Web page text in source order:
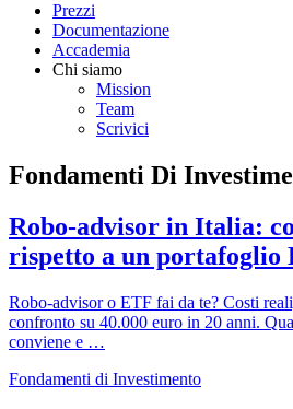
Prezzi
Documentazione
Accademia
Chi siamo
Mission
Team
Scrivici
Fondamenti Di
Robo-advisor in Italia:
rispetto a un portafoglio
Robo-advisor o ETF fai da te? Costi
confronto su 40.000 euro in 20 anni.
conviene e …
Fondamenti di Investimento